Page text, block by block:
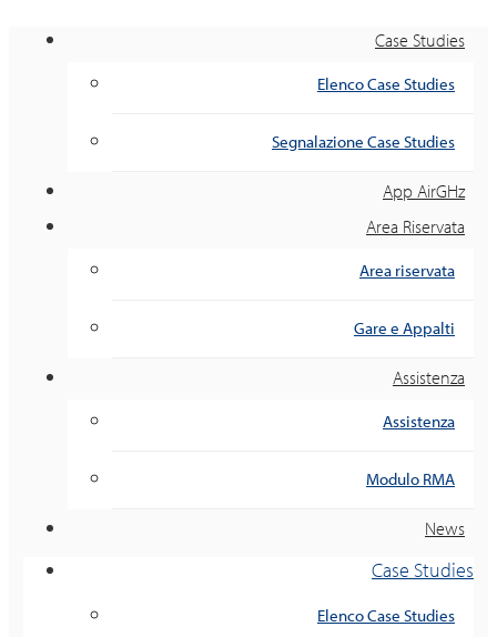
Case Studies
Elenco Case Studies
Segnalazione Case Studies
App AirGHz
Area Riservata
Area riservata
Gare e Appalti
Assistenza
Assistenza
Modulo RMA
News
Case Studies
Elenco Case Studies